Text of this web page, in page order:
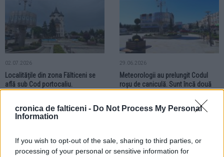
cronica de falticeni - Do Not Process My Personal
Information
If you wish to opt-out of the sale, sharing to third parties, or
processing of your personal or sensitive information for
02.07.2026
Localitățile din zona Fălticeni se
află sub Cod portocaliu.
29.06.2026
Meteorologii au prelungit Codul
roșu de caniculă. Sunt încă două